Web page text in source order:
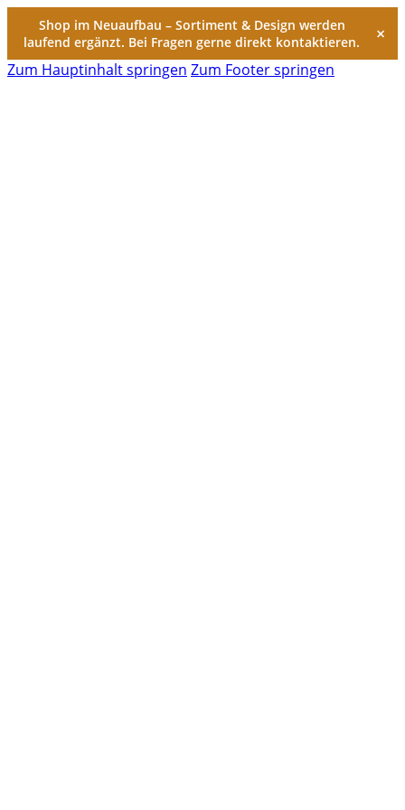
Shop im Neuaufbau – Sortiment & Design werden
laufend ergänzt. Bei Fragen gerne direkt kontaktieren.
×
Zum Hauptinhalt springen Zum Footer springen